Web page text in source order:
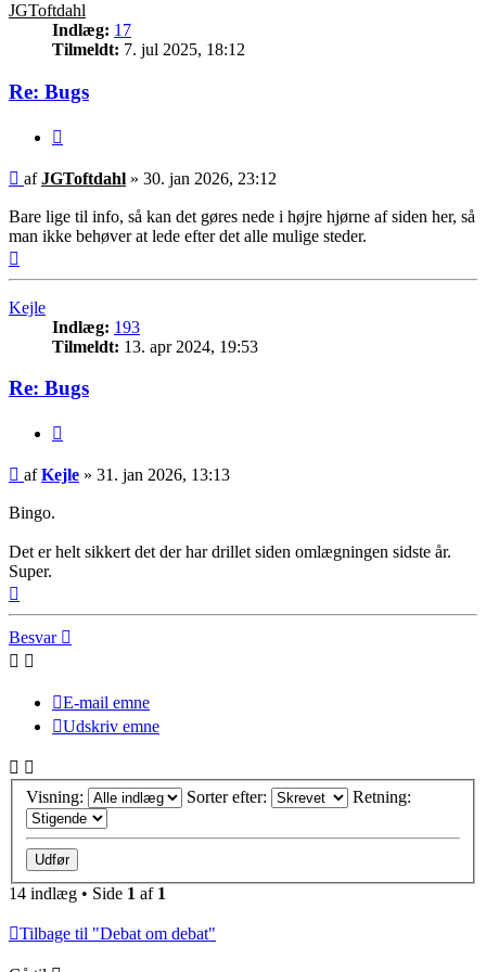
JGToftdahl
Indlæg: 17
Tilmeldt: 7. jul 2025, 18:12
Re: Bugs
Indlæg
afJGToftdahl » 30. jan 2026, 23:12
Bare lige til info, så kan det gøres nede i højre hjørne af siden her, så
man ikke behøver at lede efter det alle mulige steder.
Kejle
Indlæg: 193
Tilmeldt: 13. apr 2024, 19:53
Re: Bugs
Indlæg
afKejle » 31. jan 2026, 13:13
Bingo.
Det er helt sikkert det der har drillet siden omlægningen sidste år.
Super.
Besvar
E-mail emne
Udskriv emne
Visning: Sorter efter: Retning:
14 indlæg • Side 1 af 1
Tilbage til "Debat om debat"